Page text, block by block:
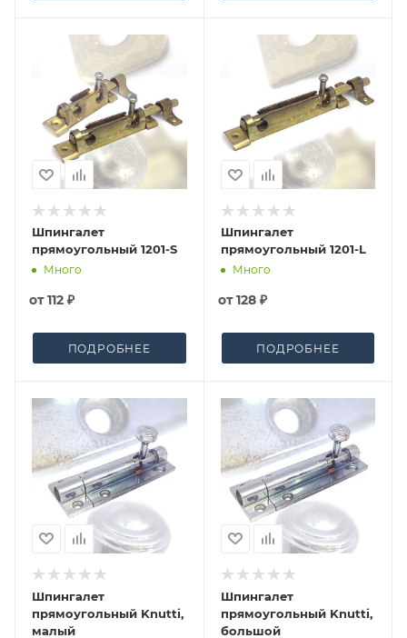
Шпингалет
прямоугольный 1201-S
Много
от112 ₽
ПОДРОБНЕЕ
Шпингалет
прямоугольный 1201-L
Много
от128 ₽
ПОДРОБНЕЕ
Шпингалет
прямоугольный Knutti,
малый
Шпингалет
прямоугольный Knutti,
большой